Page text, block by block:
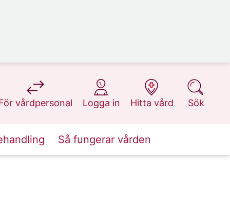
vårdpersonal
på 1177.se
Logga in
på 1177.se
Hitta vård
på 1177.se
Sök
på 1177.se
Så fungerar vården